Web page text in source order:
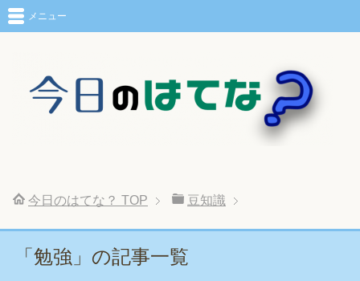
メニュー
今日のはてな？ TOP 豆知識
「勉強」の記事一覧